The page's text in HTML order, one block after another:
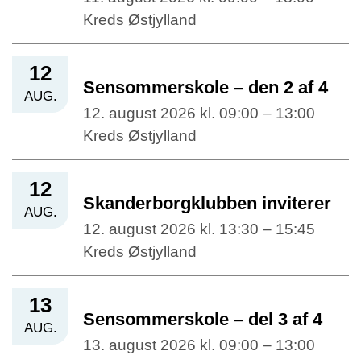
Kreds Østjylland
12
AUG. Sensommerskole – den 2 af 4
12. august 2026 kl. 09:00 – 13:00
Kreds Østjylland
12
AUG. Skanderborgklubben inviterer
12. august 2026 kl. 13:30 – 15:45
Kreds Østjylland
13
AUG. Sensommerskole – del 3 af 4
13. august 2026 kl. 09:00 – 13:00